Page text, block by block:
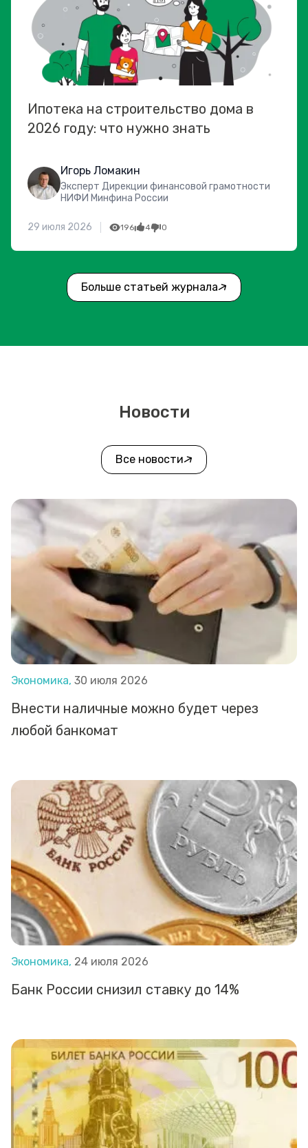
Ипотека на строительство дома в
2026 году: что нужно знать
Игорь Ломакин
Эксперт Дирекции финансовой грамотности
НИФИ Минфина России
29 июля 2026 196 4 0
Больше статьей журнала
Новости
Все новости
Экономика, 30 июля 2026
Внести наличные можно будет через
любой банкомат
Экономика, 24 июля 2026
Банк России снизил ставку до 14%